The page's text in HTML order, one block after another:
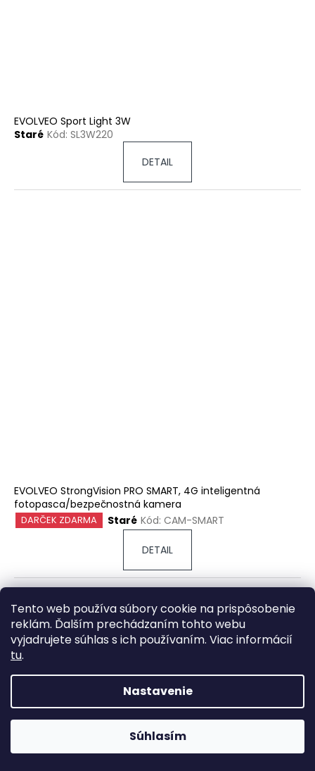
Tento web používa súbory cookie na prispôsobenie
reklám. Ďalším prechádzaním tohto webu
vyjadrujete súhlas s ich používaním. Viac informácií
tu.
Nastavenie
Súhlasím
EVOLVEO Sport Light 3W
Staré Kód: SL3W220
DETAIL
EVOLVEO StrongVision PRO SMART, 4G inteligentná
fotopasca/bezpečnostná kamera
DARČEK ZDARMA Staré Kód: CAM-SMART
DETAIL